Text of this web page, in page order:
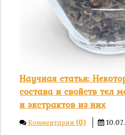
Научная статья:
состава и свойств тел
и экстрактов из них
Комментарии (0)